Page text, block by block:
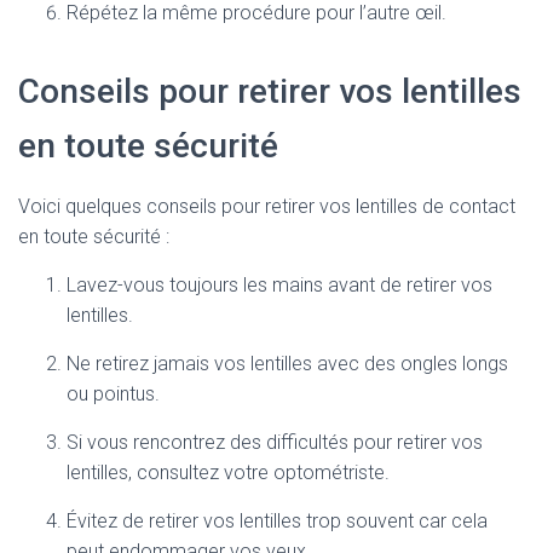
Répétez la même procédure pour l’autre œil.
Conseils pour retirer vos lentilles
en toute sécurité
Voici quelques conseils pour retirer vos lentilles de contact
en toute sécurité :
Lavez-vous toujours les mains avant de retirer vos
lentilles.
Ne retirez jamais vos lentilles avec des ongles longs
ou pointus.
Si vous rencontrez des difficultés pour retirer vos
lentilles, consultez votre optométriste.
Évitez de retirer vos lentilles trop souvent car cela